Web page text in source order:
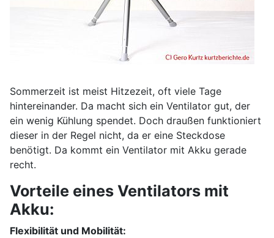
Sommerzeit ist meist Hitzezeit, oft viele Tage
hintereinander. Da macht sich ein Ventilator gut, der
ein wenig Kühlung spendet. Doch draußen funktioniert
dieser in der Regel nicht, da er eine Steckdose
benötigt. Da kommt ein Ventilator mit Akku gerade
recht.
Vorteile eines Ventilators mit
Akku:
Flexibilität und Mobilität: